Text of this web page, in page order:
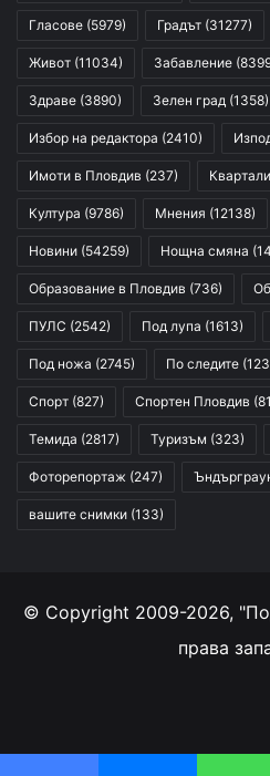
Гласове (5979) Градът (31277)
Живот (11034) Забавление
Здраве (3890) Зелен град (1358)
Избор на редактора (2410)
Имоти в Пловдив (237) Квартали
Култура (9786) Мнения (12138)
Новини (54259) Нощна смяна
Образование в Пловдив (736)
ПУЛС (2542) Под лупа (1613)
Под ножа (2745) По следите
Спорт (827) Спортен Пловдив
Темида (2817) Туризъм (323)
Фоторепортаж (247)
вашите снимки (133)
© Copyright 2009-2026,
права